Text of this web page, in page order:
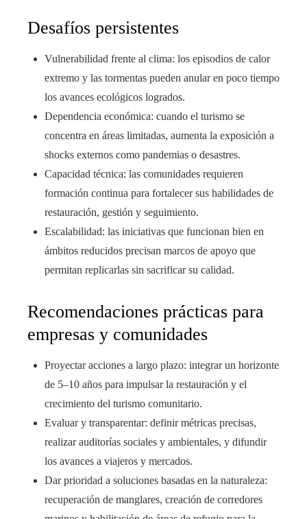
Desafíos persistentes
Vulnerabilidad frente al clima: los episodios de calor
extremo y las tormentas pueden anular en poco tiempo
los avances ecológicos logrados.
Dependencia económica: cuando el turismo se
concentra en áreas limitadas, aumenta la exposición a
shocks externos como pandemias o desastres.
Capacidad técnica: las comunidades requieren
formación continua para fortalecer sus habilidades de
restauración, gestión y seguimiento.
Escalabilidad: las iniciativas que funcionan bien en
ámbitos reducidos precisan marcos de apoyo que
permitan replicarlas sin sacrificar su calidad.
Recomendaciones prácticas para
empresas y comunidades
Proyectar acciones a largo plazo: integrar un horizonte
de 5–10 años para impulsar la restauración y el
crecimiento del turismo comunitario.
Evaluar y transparentar: definir métricas precisas,
realizar auditorías sociales y ambientales, y difundir
los avances a viajeros y mercados.
Dar prioridad a soluciones basadas en la naturaleza:
recuperación de manglares, creación de corredores